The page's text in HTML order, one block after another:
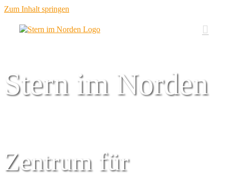
Zum Inhalt springen
Stern im Norden
Zentrum für